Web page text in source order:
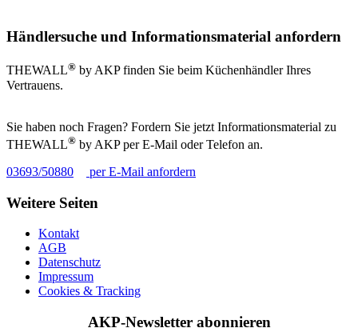
Händlersuche und Informationsmaterial anfordern
THEWALL® by AKP finden Sie beim Küchenhändler Ihres
Vertrauens.
Sie haben noch Fragen? Fordern Sie jetzt Informationsmaterial zu
THEWALL® by AKP per E-Mail oder Telefon an.
03693/50880
per E-Mail anfordern
Weitere Seiten
Kontakt
AGB
Datenschutz
Impressum
Cookies & Tracking
AKP-Newsletter abonnieren